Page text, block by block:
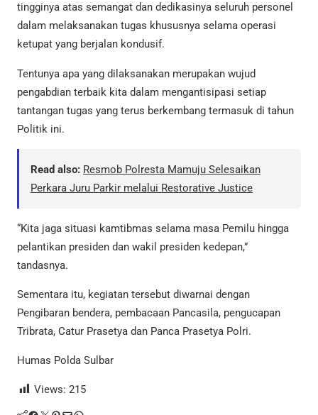
tingginya atas semangat dan dedikasinya seluruh personel
dalam melaksanakan tugas khususnya selama operasi
ketupat yang berjalan kondusif.
Tentunya apa yang dilaksanakan merupakan wujud
pengabdian terbaik kita dalam mengantisipasi setiap
tantangan tugas yang terus berkembang termasuk di tahun
Politik ini.
Read also: Resmob Polresta Mamuju Selesaikan
Perkara Juru Parkir melalui Restorative Justice
“Kita jaga situasi kamtibmas selama masa Pemilu hingga
pelantikan presiden dan wakil presiden kedepan,”
tandasnya.
Sementara itu, kegiatan tersebut diwarnai dengan
Pengibaran bendera, pembacaan Pancasila, pengucapan
Tribrata, Catur Prasetya dan Panca Prasetya Polri.
Humas Polda Sulbar
Views: 215